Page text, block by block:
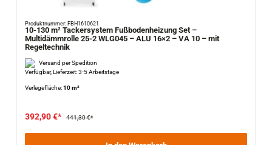
Produktnummer: FBH1610621
10-130 m² Tackersystem Fußbodenheizung Set –
Multidämmrolle 25-2 WLG045 – ALU 16×2 – VA 10 – mit
Regeltechnik
Versand per Spedition
Verfügbar, Lieferzeit: 3-5 Arbeitstage
Verlegefläche:10 m²
392,90 €* 441,30 €*